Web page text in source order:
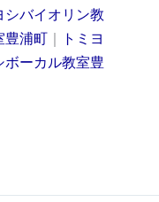
シバイオリン教
豊浦町 ｜ トミヨ
ボーカル教室豊